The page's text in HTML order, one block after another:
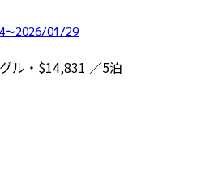
～2026/01/29
ル・$14,831 ／5泊